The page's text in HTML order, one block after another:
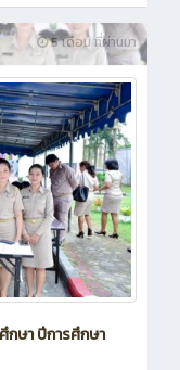
5 เดือน ที่ผ่านมา
กษา ปีการศึกษา